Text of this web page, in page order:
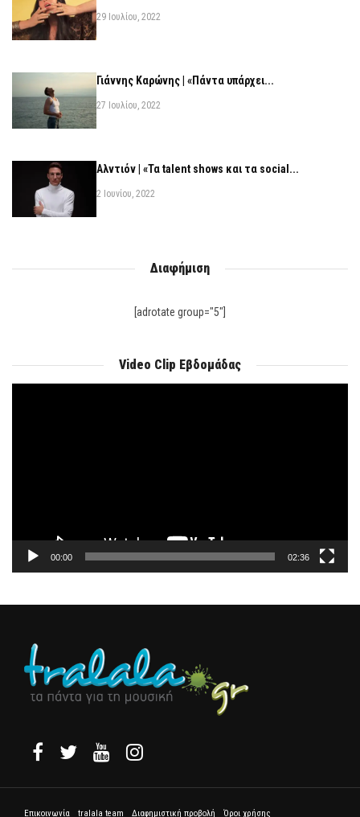
29 Ιουλίου, 2022
Γιάννης Καρώνης | «Πάντα υπάρχει...
27 Ιουλίου, 2022
Αλντιόν | «Τα talent shows και τα social...
2 Ιουνίου, 2022
Διαφήμιση
[adrotate group="5"]
Video Clip Εβδομάδας
00:00 02:36
Επικοινωνία tralala team Διαφημιστική προβολή Όροι χρήσης